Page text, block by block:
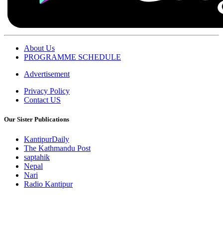
About Us
PROGRAMME SCHEDULE
Advertisement
Privacy Policy
Contact US
Our Sister Publications
KantipurDaily
The Kathmandu Post
saptahik
Nepal
Nari
Radio Kantipur